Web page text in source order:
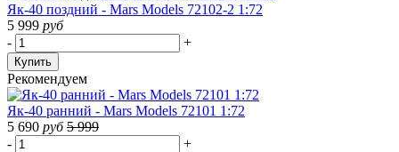
Як-40 поздний - Mars Models 72102-2 1:72
5 999 руб
-
+
Купить
Рекомендуем
Як-40 ранний - Mars Models 72101 1:72
5 690 руб 5 999
-
+